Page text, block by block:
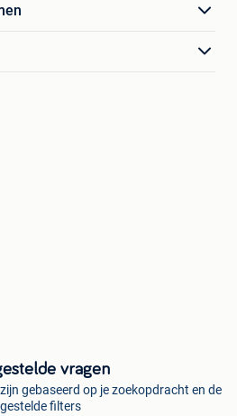
vragen
gebaseerd op je zoekopdracht en de
filters